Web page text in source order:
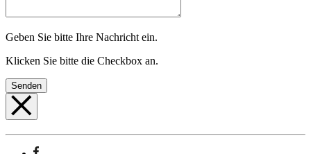
Geben Sie bitte Ihre Nachricht ein.
Klicken Sie bitte die Checkbox an.
Senden